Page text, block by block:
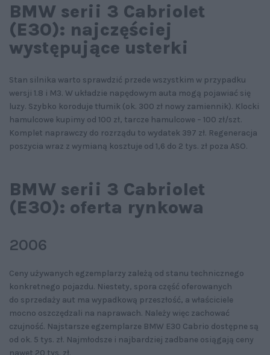
BMW serii 3 Cabriolet
(E30): najczęściej
występujące usterki
Stan silnika warto sprawdzić przede wszystkim w przypadku
wersji 1.8 i M3. W układzie napędowym auta mogą pojawiać się
luzy. Szybko koroduje tłumik (ok. 300 zł nowy zamiennik). Klocki
hamulcowe kupimy od 100 zł, tarcze hamulcowe – 100 zł/szt.
Komplet naprawczy do rozrządu to wydatek 397 zł. Regeneracja
poszycia wraz z wymianą kosztuje od 1,6 do 2 tys. zł poza ASO.
BMW serii 3 Cabriolet
(E30): oferta rynkowa
2006
Ceny używanych egzemplarzy zależą od stanu technicznego
konkretnego pojazdu. Niestety, spora część oferowanych
do sprzedaży aut ma wypadkową przeszłość, a właściciele
mocno oszczędzali na naprawach. Należy więc zachować
czujność. Najstarsze egzemplarze BMW E30 Cabrio dostępne są
od ok. 5 tys. zł. Najmłodsze i najbardziej zadbane osiągają ceny